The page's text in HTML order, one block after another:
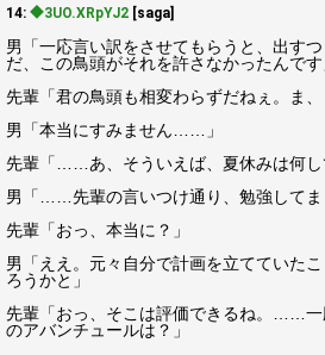
14: ◆3UO.XRpYJ2 [saga]
男「一応言い訳をさせてもらうと、出す
だ、この鳥頭がそれを許さなかったんです
先輩「君の鳥頭も相変わらずだねぇ。ま、
男「本当にすみません……」
先輩「……あ、そういえば、夏休みは何し
男「……先輩の言いつけ通り、勉強してま
先輩「おっ、本当に？」
男「ええ。元々自分で計画を立てていた
ろうかと」
先輩「おっ、そこは評価できるね。……一
のアバンチュールは？」